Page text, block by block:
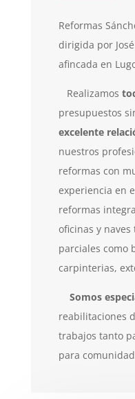
Reformas
dirigida por
afincada en
Realizamos
presupuestos
excelente
nuestros
reformas con
experiencia en
reformas
oficinas y
parciales como
carpinterias,
Somos
reabilitaciones
trabajos tanto
para